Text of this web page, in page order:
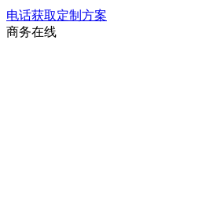
电话获取定制方案
商务在线